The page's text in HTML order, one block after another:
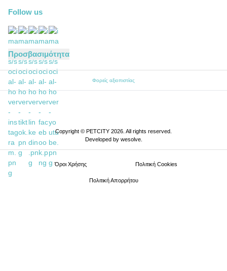
Follow us
Προσβασιμότητα
Φορείς αξιοπιστίας
Copyright © PETCITY 2026. All rights reserved.
Developed by wesolve.
Όροι Xρήσης Πολιτική Cookies
Πολιτική Απορρήτου